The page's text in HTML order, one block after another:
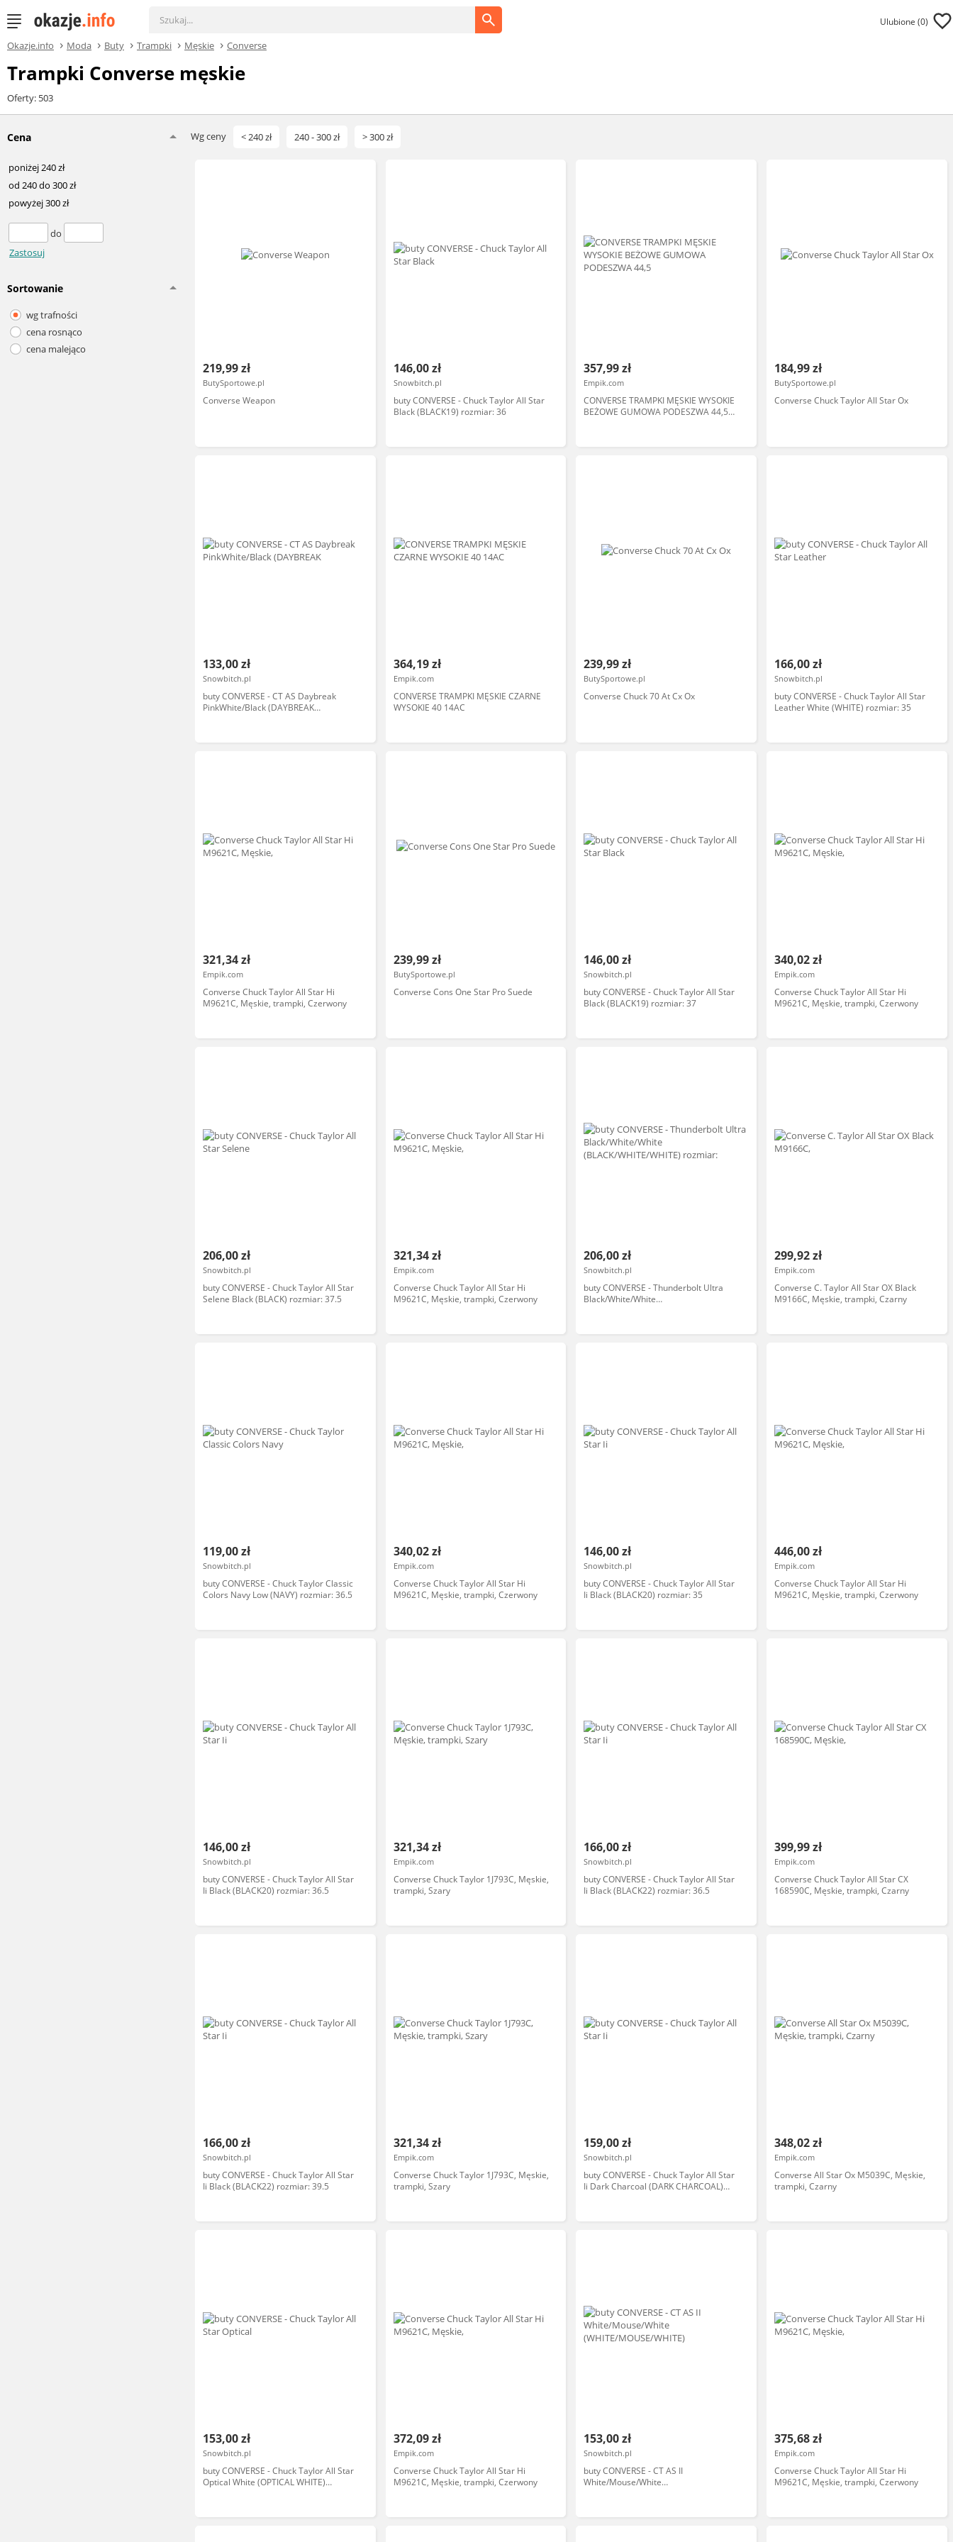
Ulubione (0)
Okazje.info Moda Buty Trampki Męskie Converse
Trampki Converse męskie
Oferty: 503
Cena
poniżej 240 zł
od 240 do 300 zł
powyżej 300 zł
do
Zastosuj
Sortowanie
wg trafności
cena rosnąco
cena malejąco
Wg ceny < 240 zł 240 - 300 zł > 300 zł
219,99 zł
ButySportowe.pl
Converse Weapon
146,00 zł
Snowbitch.pl
buty CONVERSE - Chuck Taylor All Star
Black (BLACK19) rozmiar: 36
357,99 zł
Empik.com
CONVERSE TRAMPKI MĘSKIE WYSOKIE
BEŻOWE GUMOWA PODESZWA 44,5
184,99 zł
ButySportowe.pl
Converse Chuck Taylor All Star Ox
133,00 zł
Snowbitch.pl
buty CONVERSE - CT AS Daybreak
PinkWhite/Black (DAYBREAK
364,19 zł
Empik.com
CONVERSE TRAMPKI MĘSKIE CZARNE
WYSOKIE 40 14AC
239,99 zł
ButySportowe.pl
Converse Chuck 70 At Cx Ox
166,00 zł
Snowbitch.pl
buty CONVERSE - Chuck Taylor All Star
Leather White (WHITE) rozmiar: 35
321,34 zł
Empik.com
Converse Chuck Taylor All Star Hi
M9621C, Męskie, trampki, Czerwony
239,99 zł
ButySportowe.pl
Converse Cons One Star Pro Suede
146,00 zł
Snowbitch.pl
buty CONVERSE - Chuck Taylor All Star
Black (BLACK19) rozmiar: 37
340,02 zł
Empik.com
Converse Chuck Taylor All Star Hi
M9621C, Męskie, trampki, Czerwony
206,00 zł
Snowbitch.pl
buty CONVERSE - Chuck Taylor All Star
Selene Black (BLACK) rozmiar: 37.5
321,34 zł
Empik.com
Converse Chuck Taylor All Star Hi
M9621C, Męskie, trampki, Czerwony
206,00 zł
Snowbitch.pl
buty CONVERSE - Thunderbolt Ultra
Black/White/White
299,92 zł
Empik.com
Converse C. Taylor All Star OX Black
M9166C, Męskie, trampki, Czarny
119,00 zł
Snowbitch.pl
buty CONVERSE - Chuck Taylor Classic
Colors Navy Low (NAVY) rozmiar: 36.5
340,02 zł
Empik.com
Converse Chuck Taylor All Star Hi
M9621C, Męskie, trampki, Czerwony
146,00 zł
Snowbitch.pl
buty CONVERSE - Chuck Taylor All Star
Ii Black (BLACK20) rozmiar: 35
446,00 zł
Empik.com
Converse Chuck Taylor All Star Hi
M9621C, Męskie, trampki, Czerwony
146,00 zł
Snowbitch.pl
buty CONVERSE - Chuck Taylor All Star
Ii Black (BLACK20) rozmiar: 36.5
321,34 zł
Empik.com
Converse Chuck Taylor 1J793C, Męskie,
trampki, Szary
166,00 zł
Snowbitch.pl
buty CONVERSE - Chuck Taylor All Star
Ii Black (BLACK22) rozmiar: 36.5
399,99 zł
Empik.com
Converse Chuck Taylor All Star CX
168590C, Męskie, trampki, Czarny
166,00 zł
Snowbitch.pl
buty CONVERSE - Chuck Taylor All Star
Ii Black (BLACK22) rozmiar: 39.5
321,34 zł
Empik.com
Converse Chuck Taylor 1J793C, Męskie,
trampki, Szary
159,00 zł
Snowbitch.pl
buty CONVERSE - Chuck Taylor All Star
Ii Dark Charcoal (DARK CHARCOAL)
348,02 zł
Empik.com
Converse All Star Ox M5039C, Męskie,
trampki, Czarny
153,00 zł
Snowbitch.pl
buty CONVERSE - Chuck Taylor All Star
Optical White (OPTICAL WHITE)
372,09 zł
Empik.com
Converse Chuck Taylor All Star Hi
M9621C, Męskie, trampki, Czerwony
153,00 zł
Snowbitch.pl
buty CONVERSE - CT AS II
White/Mouse/White
375,68 zł
Empik.com
Converse Chuck Taylor All Star Hi
M9621C, Męskie, trampki, Czerwony